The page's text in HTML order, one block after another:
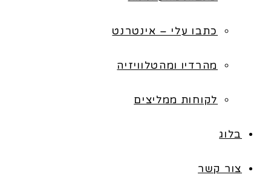
כתבו עלי – אינטרנט
מהרדיו ומהטלוויזיה
לקוחות ממליצים
בלוג
צור קשר